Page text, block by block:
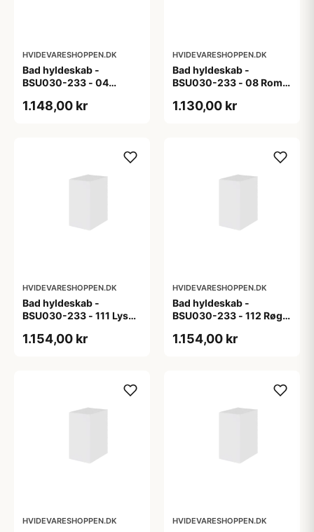
HVIDEVARESHOPPEN.DK
Bad hyldeskab -
BSU030-233 - 04
1.148,00 kr
HVIDEVARESHOPPEN.DK
Bad hyldeskab -
BSU030-233 - 08 Roma
1.130,00 kr
HVIDEVARESHOPPEN.DK
Bad hyldeskab -
BSU030-233 - 111 Lys
1.154,00 kr
HVIDEVARESHOPPEN.DK
Bad hyldeskab -
BSU030-233 - 112 Røget
1.154,00 kr
HVIDEVARESHOPPEN.DK HVIDEVARESHOPPEN.DK